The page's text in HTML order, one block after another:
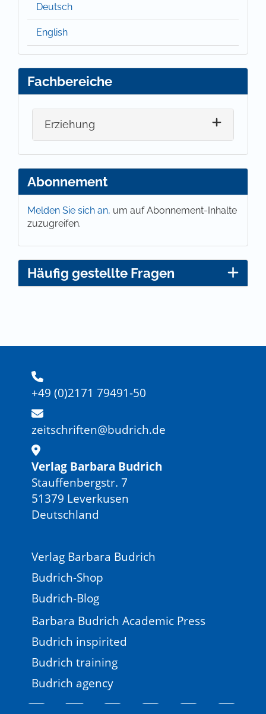
Deutsch
English
Fachbereiche
Erziehung
Abonnement
Melden Sie sich an, um auf Abonnement-Inhalte
zuzugreifen.
Häufig gestellte Fragen
+49 (0)2171 79491-50
zeitschriften@budrich.de
Verlag Barbara Budrich
Stauffenbergstr. 7
51379 Leverkusen
Deutschland
Verlag Barbara Budrich
Budrich-Shop
Budrich-Blog
Barbara Budrich Academic Press
Budrich inspirited
Budrich training
Budrich agency